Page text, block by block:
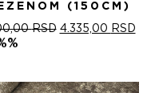
(150CM)
RSD ОРИГИНАЛНА
5.100,00 RSD.
4.335,00 RSD